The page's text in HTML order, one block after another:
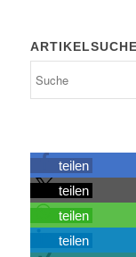
ARTIKELSUCHE
teilen
teilen
teilen
teilen